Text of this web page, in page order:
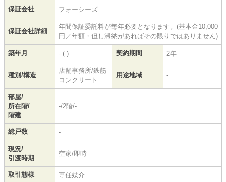
保証会社 フォーシーズ
保証会社詳細
年間保証委託料が毎年必要となります。(基本金10,000
円／年額・但し滞納があればその限りではありません)
築年月 - (-) 契約期間 2年
種別/構造
店舗事務所/鉄筋
コンクリート
用途地域 -
部屋/
所在階/
階建
-/2階/-
総戸数 -
現況/
引渡時期
空家/即時
取引態様 専任媒介